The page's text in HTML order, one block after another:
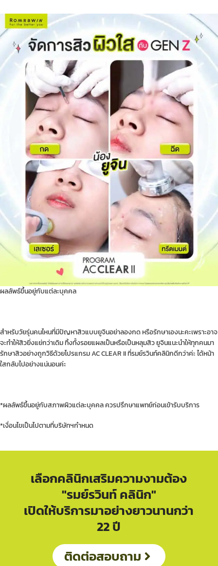
ผลลัพธ์ขึ้นอยู่กับแต่ละบุคคล
สำหรับวัยรุ่นคนไหนที่มีปัญหาสิวแบบยูจินอย่าลองกด หรือรักษาเองนะคะเพราะอาจ
จะทำให้สิวยิ่งแย่กว่าเดิม ทิ้งทั้งรอยแผลเป็นหรือเป็นหลุมสิว ยูจินแนะนำให้ทุกคนมา
รักษาสิวอย่างถูกวิธีด้วยโปรแกรม AC CLEAR II ที่รมย์รวินท์คลินิกดีกว่าค่ะ ได้หน้า
ใสกลับไปอย่างแน่นอนค่ะ
*ผลลัพธ์ขึ้นอยู่กับสภาพผิวแต่ละบุคคล ควรปรึกษาแพทย์ก่อนเข้ารับบริการ
*เงื่อนไขเป็นไปตามที่บริษัทฯกำหนด
เลือกคลินิกเสริมความงามต้อง
"รมย์รวินท์ คลินิก"
เปิดให้บริการมาอย่างยาวนานกว่า
22 ปี
ติดต่อสอบถาม